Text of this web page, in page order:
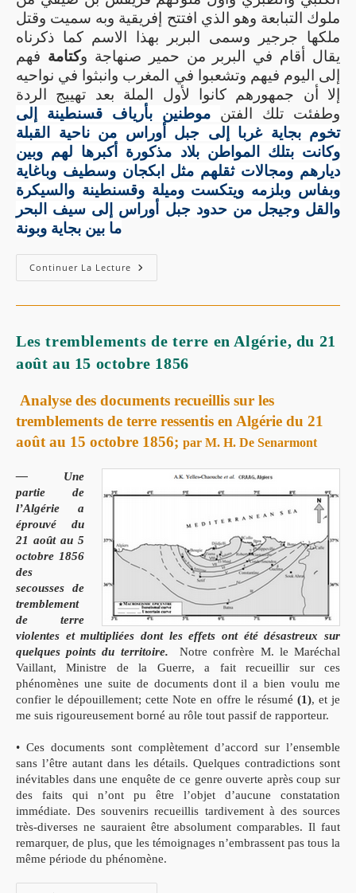
ملوك التبابعة وهو الذي افتتح إفريقية وبه سميت وقتل
ملكها جرجير وسمى البربر بهذا الاسم كما ذكرناه
يقال أقام في البربر من حمير صنهاجة وكتامة فهم
إلى اليوم فيهم وتشعبوا في المغرب وانبثوا في نواحيه
إلا أن جمهورهم كانوا لأول الملة بعد تهييج الردة
وطفئت تلك الفتن موطنين بأرياف قسنطينة إلى
تخوم بجاية غربا إلى جبل أوراس من ناحية القبلة
وكانت بتلك المواطن بلاد مذكورة أكبرها لهم وبين
ديارهم ومجالات ثقلهم مثل ابكجان وسطيف وباغاية
وبفاس وبلزمه ويتكستوميلة وقسنطينة والسيكرة
والقل وجيجل من حدود جبل أوراس إلى سيف البحر
ما بين بجاية وبونة
Continuer La Lecture
Les tremblements de terre en Algérie, du 21
août au 15 octobre 1856
Analyse des documents recueillis sur les
tremblements de terre ressentis en Algérie du 21
août au 15 octobre 1856; par M. H. De Senarmont
— Une
partie de
l’Algérie a
éprouvé du
21 août au 5
octobre 1856
des
secousses de
tremblement
de terre
violentes et multipliées dont les effets ont été désastreux sur
quelques points du territoire.
Notre confrère M. le Maréchal
Vaillant, Ministre de la Guerre, a fait recueillir sur ces
phénomènes une suite de documents dont il a bien voulu me
confier le dépouillement; cette Note en offre le résumé (1), et je
me suis rigoureusement borné au rôle tout passif de rapporteur.
• Ces documents sont complètement d’accord sur l’ensemble
sans l’être autant dans les détails. Quelques contradictions sont
inévitables dans une enquête de ce genre ouverte après coup sur
des faits qui n’ont pu être l’objet d’aucune constatation
immédiate. Des souvenirs recueillis tardivement à des sources
très-diverses ne sauraient être absolument comparables. Il faut
remarquer, de plus, que les témoignages n’embrassent pas tous la
même période du phénomène.